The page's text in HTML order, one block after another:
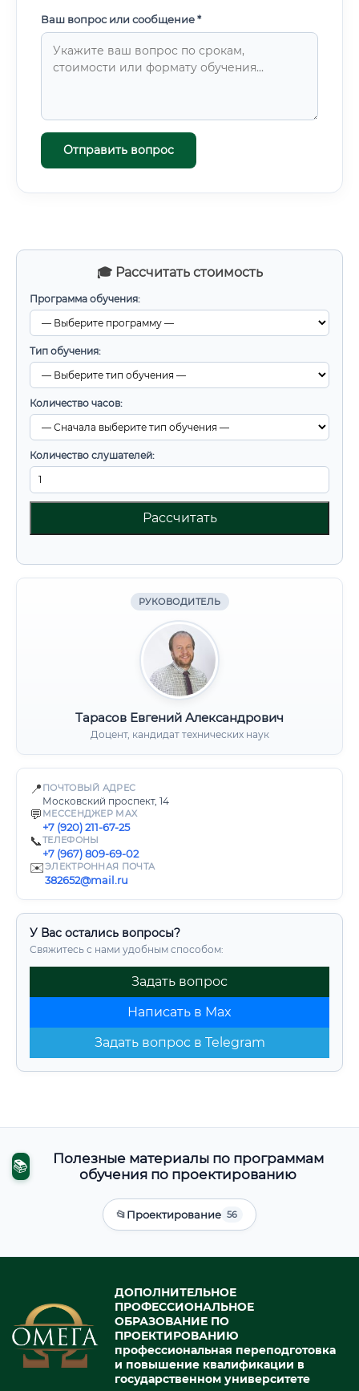
🎓 Рассчитать стоимость
Программа обучения:
Тип обучения:
Количество часов:
Количество слушателей:
Рассчитать
РУКОВОДИТЕЛЬ
Тарасов Евгений Александрович
Доцент, кандидат технических наук
📍 ПОЧТОВЫЙ АДРЕС
Московский проспект, 14
💬 МЕССЕНДЖЕР MAX
+7 (920) 211-67-25
📞ТЕЛЕФОНЫ
+7 (967) 809-69-02
✉️ЭЛЕКТРОННАЯ ПОЧТА
382652@mail.ru
У Вас остались вопросы?
Свяжитесь с нами удобным способом:
Задать вопрос
Написать в Max
Задать вопрос в Telegram
Ваш вопрос или сообщение *
Отправить вопрос
📚
Полезные материалы по программам
обучения по проектированию
📂Проектирование 56
ДОПОЛНИТЕЛЬНОЕ
ПРОФЕССИОНАЛЬНОЕ
ОБРАЗОВАНИЕ ПО
ПРОЕКТИРОВАНИЮ
профессиональная переподготовка
и повышение квалификации в
государственном университете